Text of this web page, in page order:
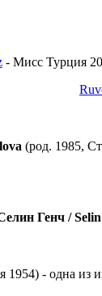
- Мисс Турция
(род. 1985,
Генч /
1954) - одна из